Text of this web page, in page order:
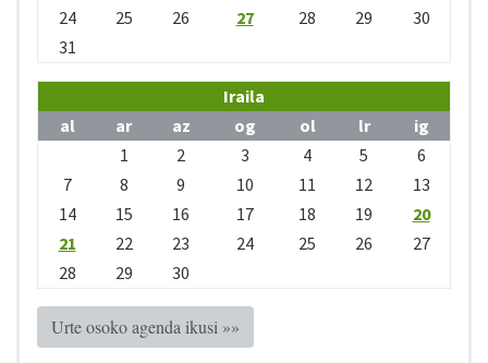
24
25 26 27 28 29
30
31
Iraila
al
ar az og ol lr
ig
1
2 3 4 5
6
7
8 9 10 11 12
13
14
15 16 17 18 19
20
21
22 23 24 25 26
27
28
29 30
Urte osoko agenda ikusi »»